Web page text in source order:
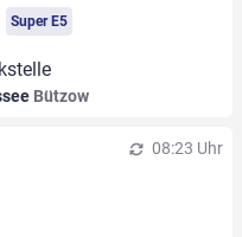
Super E5
Bützow
08:23 Uhr